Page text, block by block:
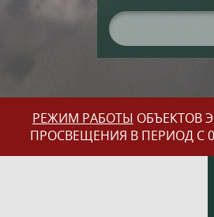
РЕЖИМ РАБОТЫ ОБЪЕКТОВ
ПРОСВЕЩЕНИЯ В ПЕРИОД С